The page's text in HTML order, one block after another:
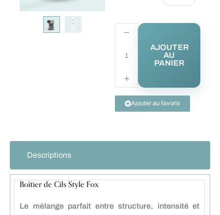
AJOUTER
AU
PANIER
Ajouter au favoris
Descriptions
Boîtier de Cils Style Fox
Le mélange parfait entre structure, intensité et